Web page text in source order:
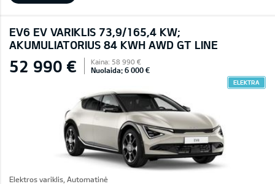
EV6 EV VARIKLIS 73,9/165,4 KW;
AKUMULIATORIUS 84 KWH AWD GT LINE
52 990 € Kaina: 58 990 €
Nuolaida: 6 000 €
ELEKTRA
Elektros variklis, Automatinė